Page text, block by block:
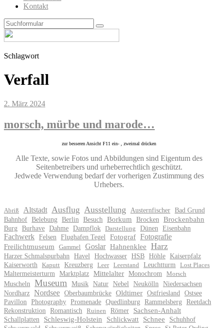
Kontakt
Search
Schlagwort
Verfall
2. März 2024
morsch, mürbe und marode…
zur besseren Ansicht F11 ein- , zweimal drücken
Alle Texte, sowie Fotos und Abbildungen sind Eigentum des
Seitenbetreibers und urheberrechtlich geschützt.
Jedwede Verwendung bedarf der vorherigen Zustimmung des
Urhebers.
Abriß Altstadt Ausflug Ausstellung Austernfischer Bad Grund
Bahnhof Belebung Berlin Besuch Borkum Brocken
Brockenbahn
Burg
Burhave Dahme Dampflok Darstellung Dünen Eisenbahn
Fachwerk Felsen Flughafen Tegel Fotograf Fotografie
Freilichtmuseum Gammel Goslar Hahnenklee Harz
Harzer Schmalspurbahn Havel Hochwasser HSB Höhle Kaiserpfalz
Kaiserworth
Kaputt Kreuzberg Leer Leerstand Leuchtturm Lost Places
Maltermeisterturm Marktplatz Mittelalter Monochrom Morsch
Muscheln Museum Musik Natur Nebel Neukölln
Niedersachsen
Nordharz Nordsee Oberbaumbrücke Oldtimer Ostfriesland
Ostsee
Pavillon
Photography Promenade Quedlinburg Rammelsberg
Reetdach
Rekonstruktion
Romantisch Ruinen Römer
Sachsen-Anhalt
Schallplatten
Schleswig-Holstein Schlickwatt Schnee
Schuhhof